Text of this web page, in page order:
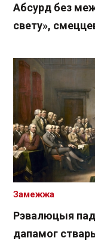
Абсурд без
свету»,
Рэвалюцыя
дапамог
Замежжа